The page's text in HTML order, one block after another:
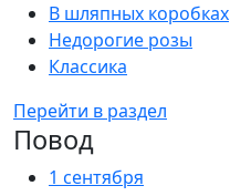
В шляпных коробках
Недорогие розы
Классика
Перейти в раздел
Повод
1 сентября